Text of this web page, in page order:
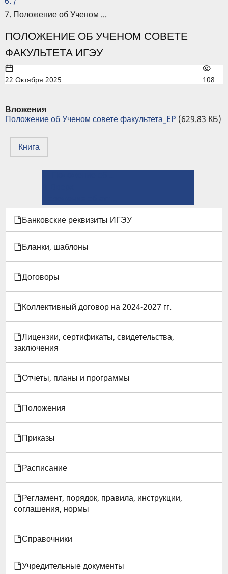
Положение об Ученом ...
ПОЛОЖЕНИЕ ОБ УЧЕНОМ СОВЕТЕ
ФАКУЛЬТЕТА ИГЭУ
22 Октября 2025 108
Вложения
Положение об Ученом совете факультета_EP (629.83 КБ)
Книга
КНИГИ
ДЛЯ
ПОЛОЖЕНИЕ
ОБ
УЧЕНОМ
СОВЕТЕ
ФАКУЛЬТЕТА
ИГЭУ
Банковские реквизиты ИГЭУ
Бланки, шаблоны
Договоры
Коллективный договор на 2024-2027 гг.
Лицензии, сертификаты, свидетельства,
заключения
Отчеты, планы и программы
Положения
Приказы
Расписание
Регламент, порядок, правила, инструкции,
соглашения, нормы
Справочники
Учредительные документы